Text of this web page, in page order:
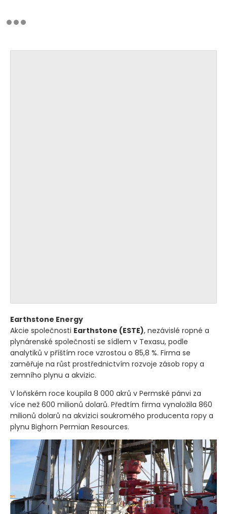
Earthstone Energy
Akcie společnosti Earthstone (ESTE), nezávislé ropné a
plynárenské společnosti se sídlem v Texasu, podle
analytiků v příštím roce vzrostou o 85,8 %. Firma se
zaměřuje na růst prostřednictvím rozvoje zásob ropy a
zemního plynu a akvizic.
V loňském roce koupila 8 000 akrů v Permské pánvi za
více než 600 milionů dolarů. Předtím firma vynaložila 860
milionů dolarů na akvizici soukromého producenta ropy a
plynu Bighorn Permian Resources.